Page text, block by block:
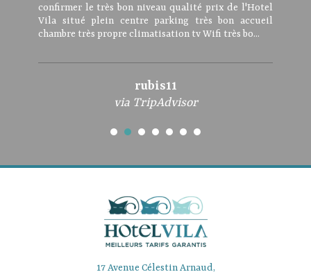
confirmer le très bon niveau qualité prix de l'Hotel
Vila situé plein centre parking très bon accueil
chambre très propre climatisation tv Wifi très bo...
rubis11
via TripAdvisor
17 Avenue Célestin Arnaud,